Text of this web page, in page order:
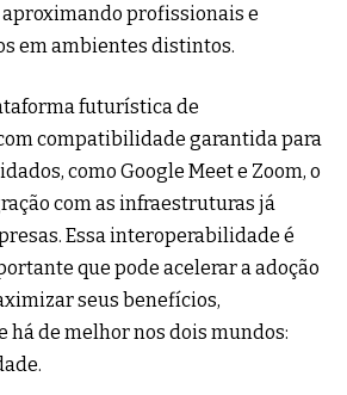
aproximando profissionais e
em ambientes distintos.
futurística de
compatibilidade garantida para
como Google Meet e Zoom, o
com as infraestruturas já
Essa interoperabilidade é
que pode acelerar a adoção
seus benefícios,
há de melhor nos dois mundos: